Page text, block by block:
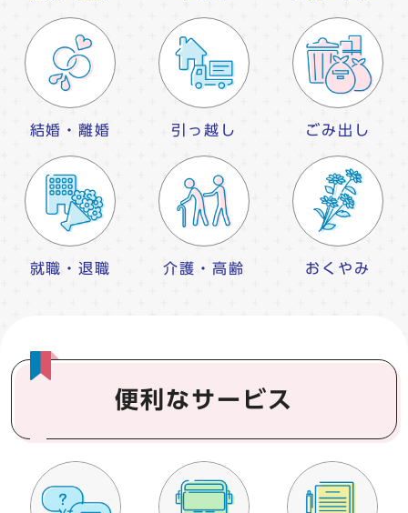
結婚・離婚 引っ越し ごみ出し
就職・退職 介護・高齢 おくやみ
便利なサービス